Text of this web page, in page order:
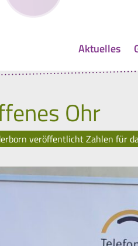
Aktuelles
Ohr
veröffentlicht Zahlen für